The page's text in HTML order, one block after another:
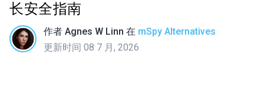
长安全指南
作者 Agnes W Linn 在 mSpy Alternatives
更新时间 08 7 月, 2026